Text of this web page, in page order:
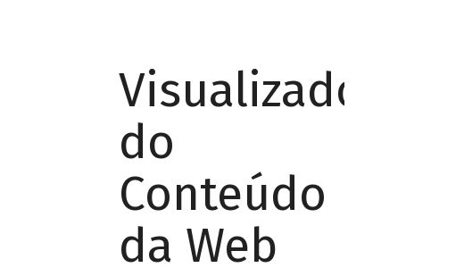
Visualizador
do
Conteúdo
da Web